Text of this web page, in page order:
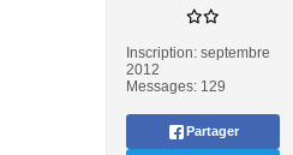
Inscription: septembre
2012
Messages: 129
Partager